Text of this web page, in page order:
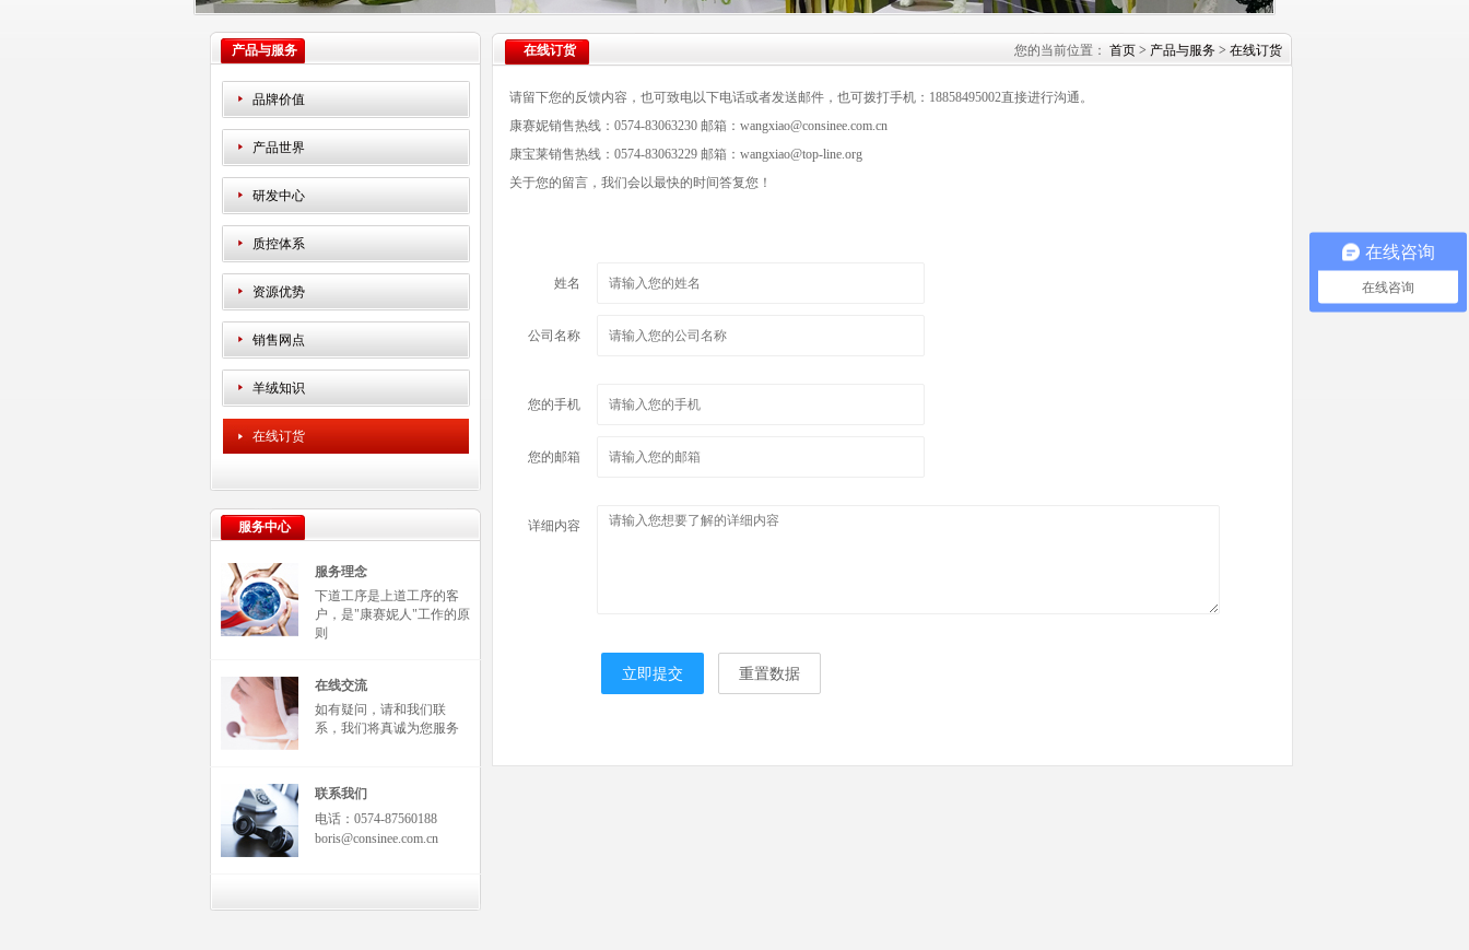
产品与服务
品牌价值
产品世界
研发中心
质控体系
资源优势
销售网点
羊绒知识
在线订货
服务中心
服务理念
下道工序是上道工序的客
户，是"康赛妮人"工作的原
则
在线交流
如有疑问，请和我们联
系，我们将真诚为您服务
联系我们
电话：0574-87560188
boris@consinee.com.cn
在线订货 您的当前位置： 首页 > 产品与服务 > 在线订货
请留下您的反馈内容，也可致电以下电话或者发送邮件，也可拨打手机：18858495002直接进行沟通。
康赛妮销售热线：0574-83063230 邮箱：wangxiao@consinee.com.cn
康宝莱销售热线：0574-83063229 邮箱：wangxiao@top-line.org
关于您的留言，我们会以最快的时间答复您！
姓名
公司名称
您的手机
您的邮箱
详细内容
立即提交 重置数据
在线咨询
在线咨询